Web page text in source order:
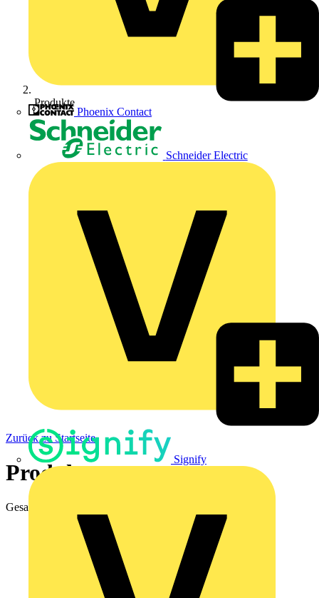
Phoenix Contact
Schneider Electric
Signify
Produkte
Zurück zu Startseite
Produkte
Gesamtergebnisse